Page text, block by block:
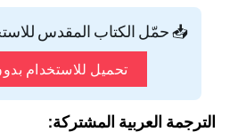
📥 حمّل الكتاب المقدس
تحميل للاستخدام
الترجمة العربية المشتركة: